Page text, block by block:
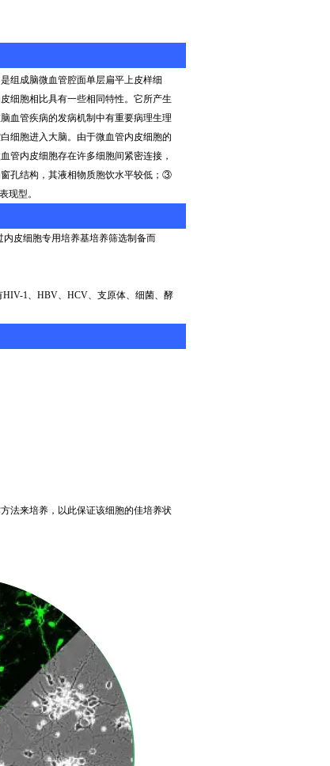
组成脑微血管腔面单层扁平上皮样细
细胞相比具有一些相同特性。它所产生
血管疾病的发病机制中有重要病理生理
细胞进入大脑。由于微血管内皮细胞的
管内皮细胞存在许多细胞间紧密连接，
孔结构，其液相物质胞饮水平较低；③
现型。
皮细胞专用培养基培养筛选制备而
HIV-1、 HBV、 HCV、支原体、细菌、酵
法来培养，以此保证该细胞的佳培养状